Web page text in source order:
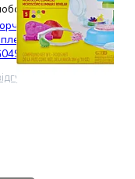
Hasbro з
Play-Doh